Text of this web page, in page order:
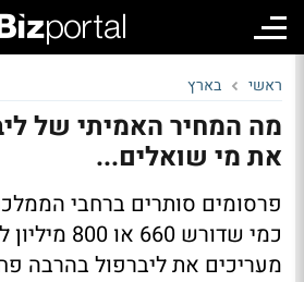
ראשי בארץ
מה המחיר האמיתי של
את מי שואלים...
פרסומים סותרים ברחבי
כמי שדורש
מעריכים את ליברפול בהרבה